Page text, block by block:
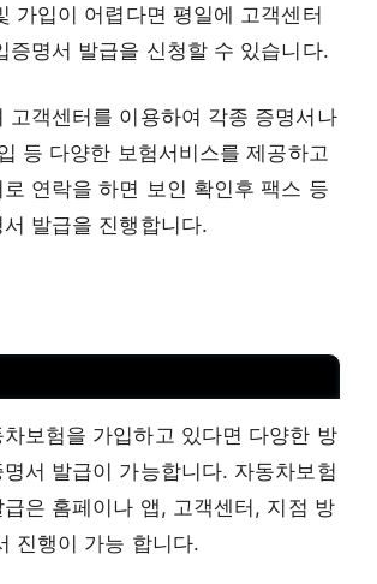
가입이 어렵다면 평일에 고객센터
증명서 발급을 신청할 수 있습니다.
고객센터를 이용하여 각종 증명서나
등 다양한 보험서비스를 제공하고
연락을 하면 보인 확인후 팩스 등
발급을 진행합니다.
보험을 가입하고 있다면 다양한 방
서 발급이 가능합니다. 자동차보험
은 홈페이나 앱, 고객센터, 지점 방
진행이 가능 합니다.